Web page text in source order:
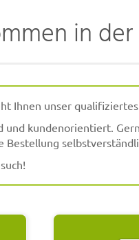
in
Ihnen unser
und kundenorientiert.
Bestellung